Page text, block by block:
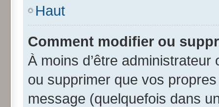
Haut
Comment modifier ou
À moins d’être
ou supprimer que vos
message (quelquefois dans